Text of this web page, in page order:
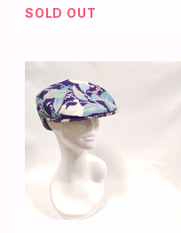
SOLD OUT